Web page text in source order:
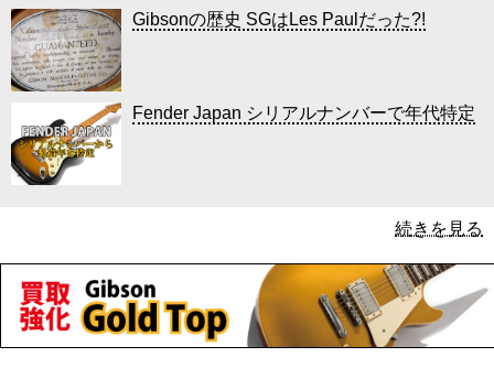
Gibsonの歴史 SGはLes Paulだった?!
Fender Japan シリアルナンバーで年代特定
続きを見る